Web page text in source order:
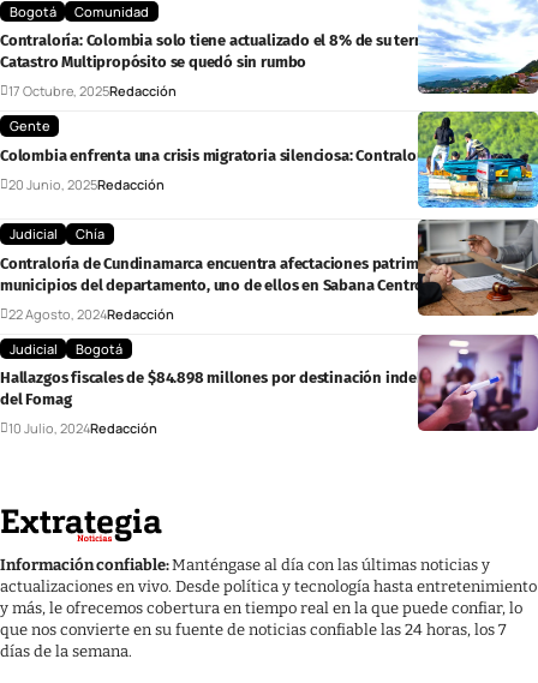
Bogotá
Comunidad
Contraloría: Colombia solo tiene actualizado el 8% de su territorio y el
Catastro Multipropósito se quedó sin rumbo
17 Octubre, 2025Redacción
Gente
Colombia enfrenta una crisis migratoria silenciosa: Contraloría General
20 Junio, 2025Redacción
Judicial
Chía
Contraloría de Cundinamarca encuentra afectaciones patrimoniales en tres
municipios del departamento, uno de ellos en Sabana Centro
22 Agosto, 2024Redacción
Judicial
Bogotá
Hallazgos fiscales de $84.898 millones por destinación indebida de recursos
del Fomag
10 Julio, 2024Redacción
Información confiable:Manténgase al día con las últimas noticias y
actualizaciones en vivo. Desde política y tecnología hasta entretenimiento
y más, le ofrecemos cobertura en tiempo real en la que puede confiar, lo
que nos convierte en su fuente de noticias confiable las 24 horas, los 7
días de la semana.